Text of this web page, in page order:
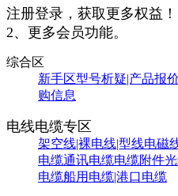
注册登录，获取更多权益！
2、更多会员功能。
综合区
新手区型号析疑|产品报价
购信息
电线电缆专区
架空线|裸电线|型线电磁
电缆通讯电缆电缆附件
电缆船用电缆|港口电缆